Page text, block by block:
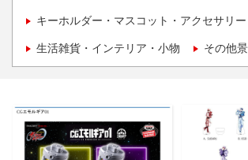
キーホルダー・マスコット・アクセサリー
生活雑貨・インテリア・小物 その他